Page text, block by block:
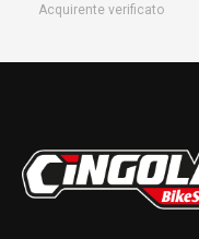
Acquirente verificato